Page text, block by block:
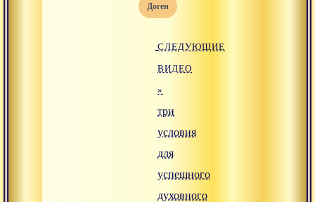
доген
СЛЕДУЮЩИЕ
ВИДЕО
»
три
условия
для
успешного
духовного